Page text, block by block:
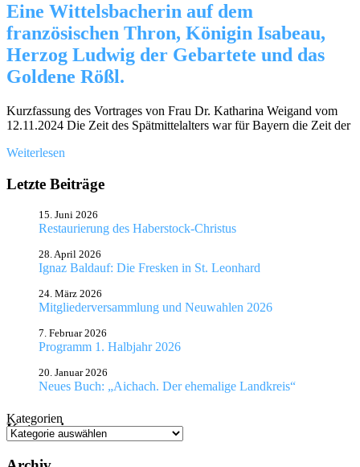
Eine Wittelsbacherin auf dem
französischen Thron, Königin Isabeau,
Herzog Ludwig der Gebartete und das
Goldene Rößl.
Kurzfassung des Vortrages von Frau Dr. Katharina Weigand vom
12.11.2024 Die Zeit des Spätmittelalters war für Bayern die Zeit der
Weiterlesen
Letzte Beiträge
Restaurierung des Haberstock-Christus
15. Juni 2026
Ignaz Baldauf: Die Fresken in St. Leonhard
28. April 2026
Mitgliederversammlung und Neuwahlen 2026
24. März 2026
Programm 1. Halbjahr 2026
7. Februar 2026
Neues Buch: „Aichach. Der ehemalige Landkreis“
20. Januar 2026
Kategorien
Kategorien